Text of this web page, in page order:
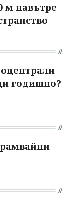
м навътре
годишно?